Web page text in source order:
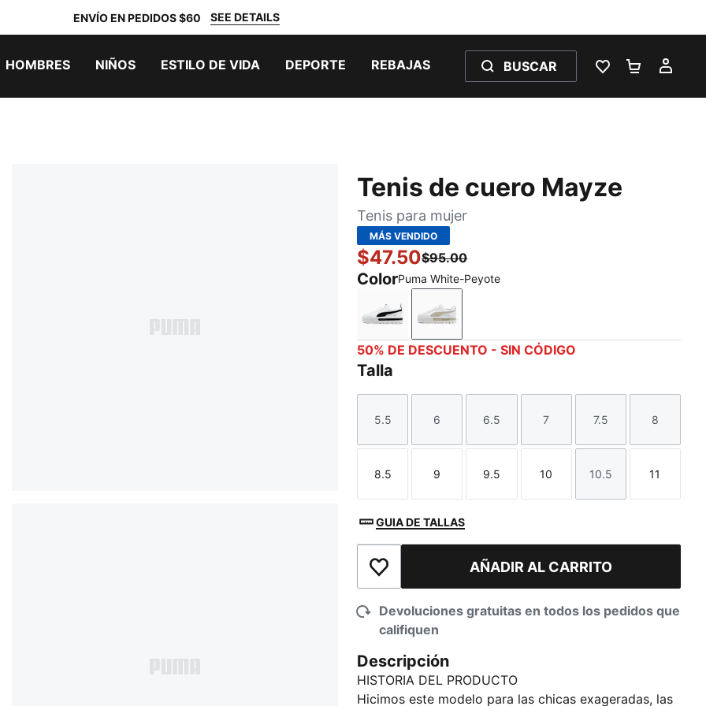
ENVÍO EN PEDIDOS $60 SEE DETAILS
HOMBRES NIÑOS ESTILO DE VIDA DEPORTE REBAJAS BUSCAR
LISTA DE
Tenis de cuero Mayze
Tenis para mujer
MÁS VENDIDO
$47.50$95.00
ColorPuma White-Peyote
Puma White-Puma Black
Puma White-Peyote
50% DE DESCUENTO - SIN CÓDIGO
Talla
Talla
5.5
Talla
6
Talla
6.5
Talla
7
Talla
7.5
Talla
8
Talla
8.5
Talla
9
Talla
9.5
Talla
10
Talla
10.5
Talla
11
GUIA DE TALLAS
Añadir a la lista de deseosAÑADIR AL CARRITO
Devoluciones gratuitas en todos los pedidos que
califiquen
Descripción
HISTORIA DEL PRODUCTO
Hicimos este modelo para las chicas exageradas, las